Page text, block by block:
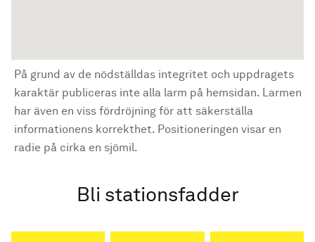
På grund av de nödställdas integritet och uppdragets
karaktär publiceras inte alla larm på hemsidan. Larmen
har även en viss fördröjning för att säkerställa
informationens korrekthet. Positioneringen visar en
radie på cirka en sjömil.
Bli stationsfadder